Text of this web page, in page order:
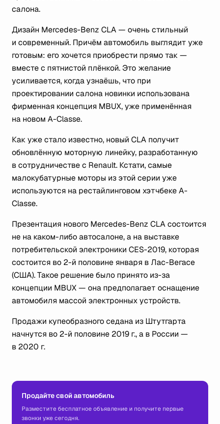
салона.
Дизайн Mercedes-Benz CLA — очень стильный
и современный. Причём автомобиль выглядит уже
готовым: его хочется приобрести прямо так —
вместе с пятнистой плёнкой. Это желание
усиливается, когда узнаёшь, что при
проектировании салона новинки использована
фирменная концепция MBUX, уже применённая
на новом A-Classe.
Как уже стало известно, новый CLA получит
обновлённую моторную линейку, разработанную
в сотрудничестве с Renault. Кстати, самые
малокубатурные моторы из этой серии уже
используются на рестайлинговом хэтчбеке A-
Classe.
Презентация нового Mercedes-Benz CLA состоится
не на каком-либо автосалоне, а на выставке
потребительской электроники CES-2019, которая
состоится во 2-й половине января в Лас-Вегасе
(США). Такое решение было принято из-за
концепции MBUX — она предполагает оснащение
автомобиля массой электронных устройств.
Продажи купеобразного седана из Штутгарта
начнутся во 2-й половине 2019 г., а в России —
в 2020 г.
Продайте свой автомобиль
Разместите бесплатное объявление и получите первые
звонки уже сегодня.